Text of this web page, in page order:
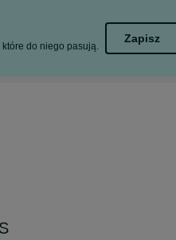
które do niego pasują.
Zapisz